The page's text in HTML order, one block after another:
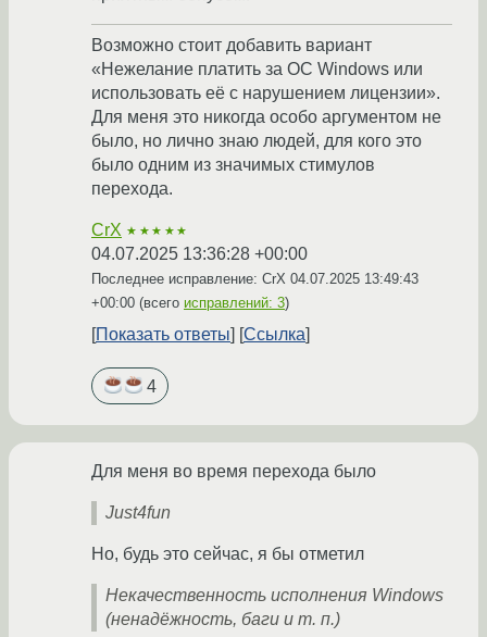
Возможно стоит добавить вариант
«Нежелание платить за ОС Windows или
использовать её с нарушением лицензии».
Для меня это никогда особо аргументом не
было, но лично знаю людей, для кого это
было одним из значимых стимулов
перехода.
CrX ★★★★★
04.07.2025 13:36:28 +00:00
Последнее исправление: CrX 04.07.2025 13:49:43
+00:00 (всего исправлений: 3)
Показать ответы Ссылка
4
Для меня во время перехода было
Just4fun
Но, будь это сейчас, я бы отметил
Некачественноcть исполнения Windows
(ненадёжность, баги и т. п.)